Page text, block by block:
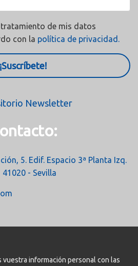
tratamiento de mis datos
con la política de privacidad.
¡Suscríbete!
Newsletter
5. Edif. Espacio 3ª Planta Izq.
41020 - Sevilla
vuestra información personal con las